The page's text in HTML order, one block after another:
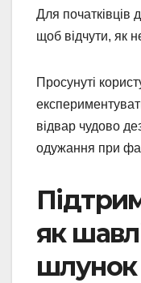
Для початківців
щоб відчути, як
Просунуті
відвар чудово
одужання при
як
шлунок